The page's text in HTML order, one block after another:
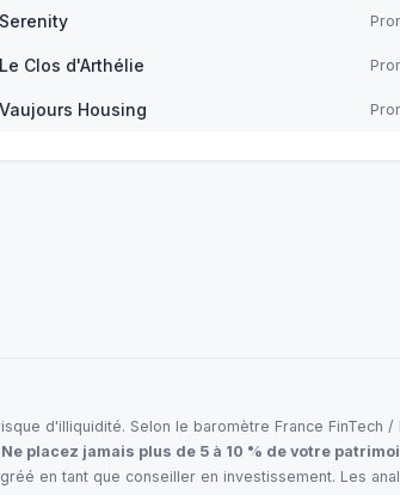
Serenity
Le Clos d'Arthélie
Vaujours Housing
d'illiquidité. Selon le baromètre France FinTech
Ne placez jamais plus de 5 à 10 % de votre
en tant que conseiller en investissement. Les